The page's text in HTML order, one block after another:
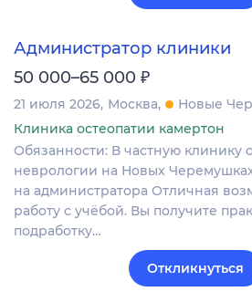
Администратор клиники
50 000–65 000 ₽
21 июля 2026 Москва
Новые
Клиника остеопатии камертон
Обязанности: В частную клинику
неврологии на Новых
на администратора Отличная
работу с учёбой. Вы получите
подработку…
Откликнуться